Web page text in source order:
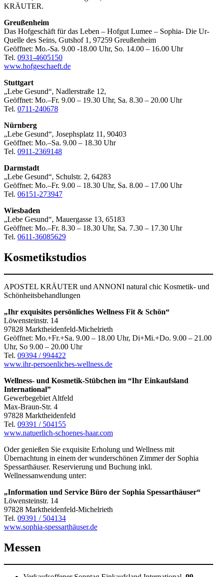
KRÄUTER.
Greußenheim
Das Hofgeschäft für das Leben – Hofgut Lumee – Sophia- Die Ur-
Quelle des Seins, Gutshof 1, 97259 Greußenheim
Geöffnet: Mo.-Sa. 9.00 -18.00 Uhr, So. 14.00 – 16.00 Uhr
Tel. 0931-4605150
www.hofgeschaeft.de
Stuttgart
„Lebe Gesund“, Nadlerstraße 12,
Geöffnet: Mo.–Fr. 9.00 – 19.30 Uhr, Sa. 8.30 – 20.00 Uhr
Tel. 0711-240678
Nürnberg
„Lebe Gesund“, Josephsplatz 11, 90403
Geöffnet: Mo.–Sa. 9.00 – 18.30 Uhr
Tel. 0911-2369148
Darmstadt
„Lebe Gesund“, Schulstr. 2, 64283
Geöffnet: Mo.–Fr. 9.00 – 18.30 Uhr, Sa. 8.00 – 17.00 Uhr
Tel. 06151-273947
Wiesbaden
„Lebe Gesund“, Mauergasse 13, 65183
Geöffnet: Mo.–Fr. 8.30 – 18.30 Uhr, Sa. 7.30 – 17.30 Uhr
Tel. 0611-36085629
Kosmetikstudios
APOSTEL KRÄUTER und ANNONI natural chic Kosmetik- und
Schönheitsbehandlungen
„Ihr exquisites persönliches Wellness Fit & Schön“
Löwensteinstr. 14
97828 Marktheidenfeld-Michelrieth
Geöffnet: Mo.+Fr.+Sa. 9.00 – 18.00 Uhr, Di+Mi.+Do. 9.00 – 21.00
Uhr, So 9.00 – 20.00 Uhr
Tel. 09394 / 994422
www.ihr-persoenliches-wellness.de
Wellness- und Kosmetik-Stübchen im “Ihr Einkaufsland
International”
Gewerbegebiet Altfeld
Max-Braun-Str. 4
97828 Marktheidenfeld
Tel. 09391 / 504155
www.natuerlich-schoenes-haar.com
Oder genießen Sie exquisite Erholung und Wellness mit
Übernachtung in einem der wunderschönen Zimmer der Sophia
Spessarthäuser. Reservierung und Buchung inkl.
Wellnessanwendung unter:
„Information und Service Büro der Sophia Spessarthäuser“
Löwensteinstr. 14
97828 Marktheidenfeld-Michelrieth
Tel. 09391 / 504134
www.sophia-spessarthäuser.de
Messen